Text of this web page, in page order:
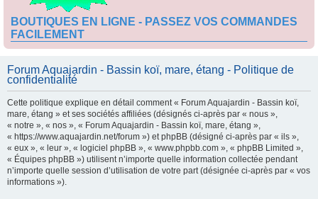
BOUTIQUES EN LIGNE - PASSEZ VOS COMMANDES
FACILEMENT
Forum Aquajardin - Bassin koï, mare, étang - Politique de
confidentialité
Cette politique explique en détail comment « Forum Aquajardin - Bassin koï,
mare, étang » et ses sociétés affiliées (désignés ci-après par « nous »,
« notre », « nos », « Forum Aquajardin - Bassin koï, mare, étang »,
« https://www.aquajardin.net/forum ») et phpBB (désigné ci-après par « ils »,
« eux », « leur », « logiciel phpBB », « www.phpbb.com », « phpBB Limited »,
« Équipes phpBB ») utilisent n’importe quelle information collectée pendant
n’importe quelle session d’utilisation de votre part (désignée ci-après par « vos
informations »).